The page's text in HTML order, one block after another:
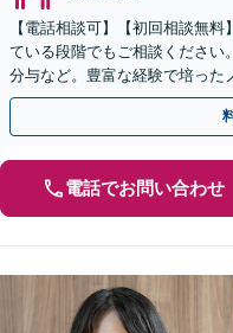
【電話相談可】【初回相談無
ている段階でもご相談ください
分与など。豊富な経験で培った
て最善の解決を目指します
電話でお問い合わせ